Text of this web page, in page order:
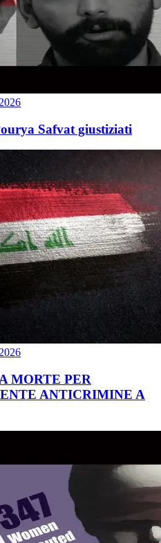
Safvat giustiziati
MORTE PER
ANTICRIMINE A